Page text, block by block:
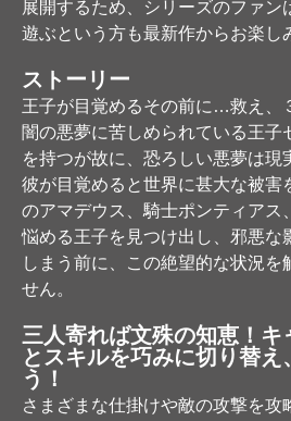
展開するため、シリーズのファン
遊ぶという方も最新作からお楽し
ストーリー
王子が目覚めるその前に…救え、
闇の悪夢に苦しめられている王子
を持つが故に、恐ろしい悪夢は現
彼が目覚めると世界に甚大な被害
のアマデウス、騎士ポンティアス
悩める王子を見つけ出し、邪悪な
しまう前に、この絶望的な状況を
せん。
三人寄れば文殊の知恵！キ
とスキルを巧みに切り替え
う！
さまざまな仕掛けや敵の攻撃を攻